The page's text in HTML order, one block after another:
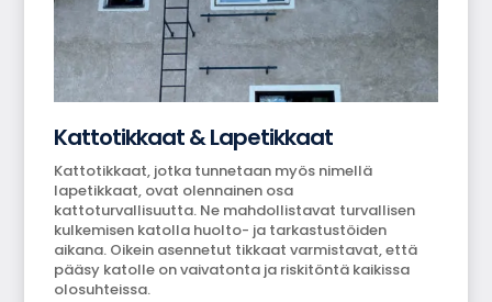
Kattotikkaat & Lapetikkaat
Kattotikkaat, jotka tunnetaan myös nimellä
lapetikkaat, ovat olennainen osa
kattoturvallisuutta. Ne mahdollistavat turvallisen
kulkemisen katolla huolto- ja tarkastustöiden
aikana. Oikein asennetut tikkaat varmistavat, että
pääsy katolle on vaivatonta ja riskitöntä kaikissa
olosuhteissa.